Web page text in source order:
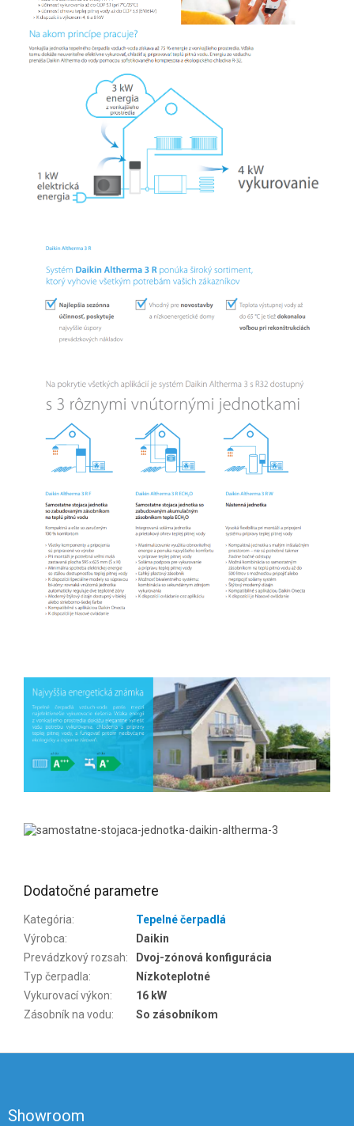
Dodatočné parametre
Kategória:
Tepelné čerpadlá
Výrobca:
Daikin
Prevádzkový rozsah:
Dvoj-zónová konfigurácia
Typ čerpadla:
Nízkoteplotné
Vykurovací výkon:
16 kW
Zásobník na vodu: So zásobníkom
Showroom